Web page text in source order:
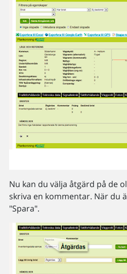
Nu kan du välja åtgärd på de
skriva en kommentar. När du
"Spara".